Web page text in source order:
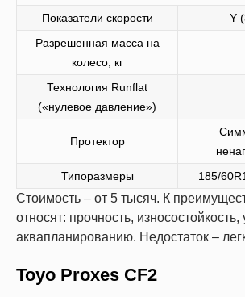
Показатели скорости
Y
Разрешенная масса на
колесо, кг
Технология Runflat
(«нулевое давление»)
Протектор
Типоразмеры
185/
Стоимость – от 5 тысяч. К
относят: прочность, износостойкость,
аквапланированию. Недостаток –
Toyo Proxes CF2